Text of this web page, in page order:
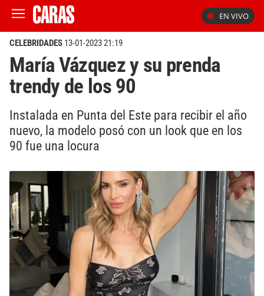
EN VIVO
CELEBRIDADES 13-01-2023 21:19
María Vázquez y su prenda
trendy de los 90
Instalada en Punta del Este para recibir el año
nuevo, la modelo posó con un look que en los
90 fue una locura